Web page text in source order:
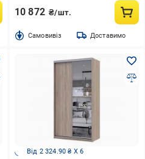
10 872 ₴/шт.
Cамовивіз Доставимо
Від 2 324.90 ₴ X 6